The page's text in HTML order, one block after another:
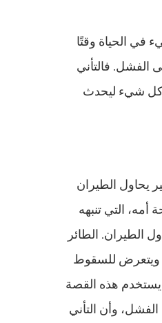
في الحياة وقتًا
الفشل. فالتأني
كل شيء ليحدث
يحاول الطيران
أمه، التي تنبهه
الطيران. الطائر
ويتعرض للسقوط
هذه القصة
وأن التأني